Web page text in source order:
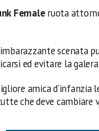
Femaleruota
scenata
ed evitare la galera.
amica
che deve cambiare